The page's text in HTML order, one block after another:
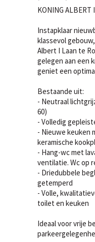
KONING ALBERT
Instapklaar
klassevol
Albert I Laan te
gelegen aan een
geniet een
Bestaande uit:
- Neutraal
60)
- Volledig
- Nieuwe keuken
keramische
- Hang-wc met
ventilatie. Wc op
- Driedubbele
getemperd
- Volle,
toilet en keuken
Ideaal voor vrije